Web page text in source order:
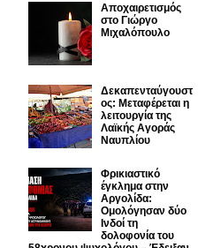
Αποχαιρετισμός
στο Γιώργο
Μιχαλόπουλο
Δεκαπενταύγουστ
ος: Μεταφέρεται η
λειτουργία της
Λαϊκής Αγοράς
Ναυπλίου
Φρικιαστικό
έγκλημα στην
Αργολίδα:
Ομολόγησαν δύο
Ινδοί τη
δολοφονία του